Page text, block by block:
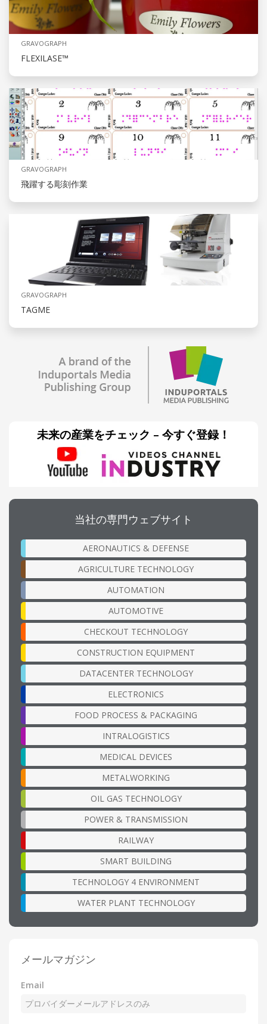
GRAVOGRAPH
FLEXILASE™
GRAVOGRAPH
飛躍する彫刻作業
GRAVOGRAPH
TAGME
未来の産業をチェック – 今すぐ登録！
当社の専門ウェブサイト
AERONAUTICS & DEFENSE
AGRICULTURE TECHNOLOGY
AUTOMATION
AUTOMOTIVE
CHECKOUT TECHNOLOGY
CONSTRUCTION EQUIPMENT
DATACENTER TECHNOLOGY
ELECTRONICS
FOOD PROCESS & PACKAGING
INTRALOGISTICS
MEDICAL DEVICES
METALWORKING
OIL GAS TECHNOLOGY
POWER & TRANSMISSION
RAILWAY
SMART BUILDING
TECHNOLOGY 4 ENVIRONMENT
WATER PLANT TECHNOLOGY
メールマガジン
Email